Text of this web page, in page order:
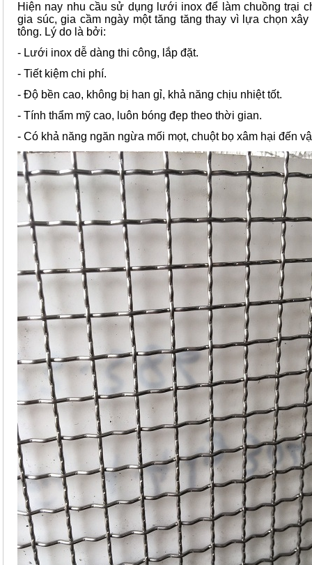
Hiện nay nhu cầu sử dụng lưới inox để làm chuồng trại
gia súc, gia cầm ngày một tăng tăng thay vì lựa chọn xây
tông. Lý do là bởi:
- Lưới inox dễ dàng thi công, lắp đặt.
- Tiết kiệm chi phí.
- Độ bền cao, không bị han gỉ, khả năng chịu nhiệt tốt.
- Tính thẩm mỹ cao, luôn bóng đẹp theo thời gian.
- Có khả năng ngăn ngừa mối mọt, chuột bọ xâm hại đến